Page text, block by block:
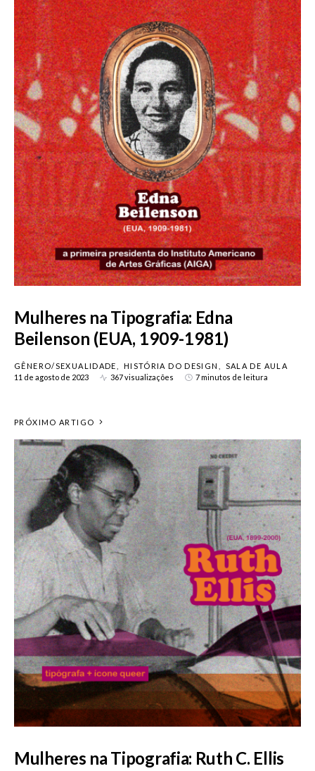
Mulheres na Tipografia: Edna
Beilenson (EUA, 1909-1981)
GÊNERO/SEXUALIDADE HISTÓRIA DO DESIGN
SALA DE AULA
11 de agosto de 2023
367 visualizações 7 minutos de leitura
PRÓXIMO ARTIGO
Mulheres na Tipografia: Ruth C. Ellis